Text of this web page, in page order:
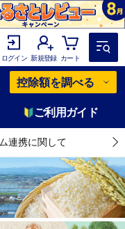
ログイン 新規登録 カート
控除額を調べる
ご利用ガイド
連携に関して